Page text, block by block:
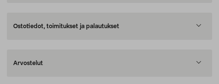
Ostotiedot, toimitukset ja palautukset
Arvostelut